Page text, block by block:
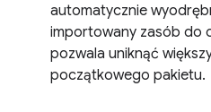
automatycznie
importowany zasób do
pozwala uniknąć
początkowego pakietu.